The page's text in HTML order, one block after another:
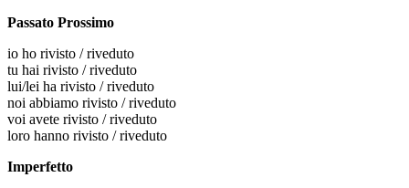
Passato Prossimo
io ho rivisto / riveduto
tu hai rivisto / riveduto
lui/lei ha rivisto / riveduto
noi abbiamo rivisto / riveduto
voi avete rivisto / riveduto
loro hanno rivisto / riveduto
Imperfetto